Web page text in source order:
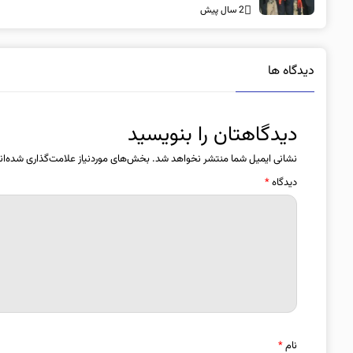
2 سال پیش
دیدگاه ها
دیدگاهتان را بنویسید
نشانی ایمیل شما منتشر نخواهد شد. بخش‌های موردنیاز علامت‌گذاری
دیدگاه*
نام*